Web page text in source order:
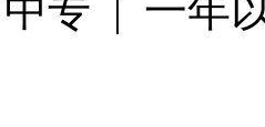
专 | 一年